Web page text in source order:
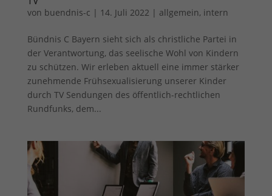
von buendnis-c | 14. Juli 2022 | allgemein, intern
Bündnis C Bayern sieht sich als christliche Partei in
der Verantwortung, das seelische Wohl von Kindern
zu schützen. Wir erleben aktuell eine immer stärker
zunehmende Frühsexualisierung unserer Kinder
durch TV Sendungen des öffentlich-rechtlichen
Rundfunks, dem...
Sie können Ihre Einwilligung zu ganzen Kategorien geben
bestimmte Cookies auswählen.
Alle akzeptieren Speichern
Zurück
Datenschutzeinstellungen
Essenziell (1)
die einwandfreie Funktion der Website erforderlich.
Cookie-Informationen anzeigen
Externe Medien (7)